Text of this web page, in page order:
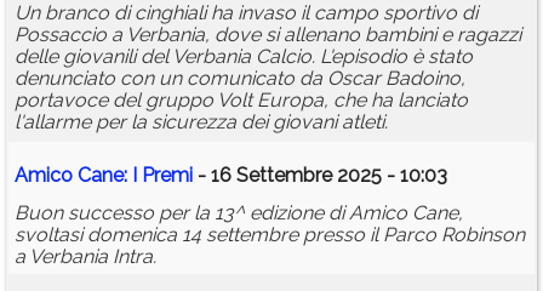
Un branco di cinghiali ha invaso il campo sportivo di
Possaccio a Verbania, dove si allenano bambini e ragazzi
delle giovanili del Verbania Calcio. L'episodio è stato
denunciato con un comunicato da Oscar Badoino,
portavoce del gruppo Volt Europa, che ha lanciato
l'allarme per la sicurezza dei giovani atleti.
Amico Cane: I Premi - 16 Settembre 2025 - 10:03
Buon successo per la 13^ edizione di Amico Cane,
svoltasi domenica 14 settembre presso il Parco Robinson
a Verbania Intra.